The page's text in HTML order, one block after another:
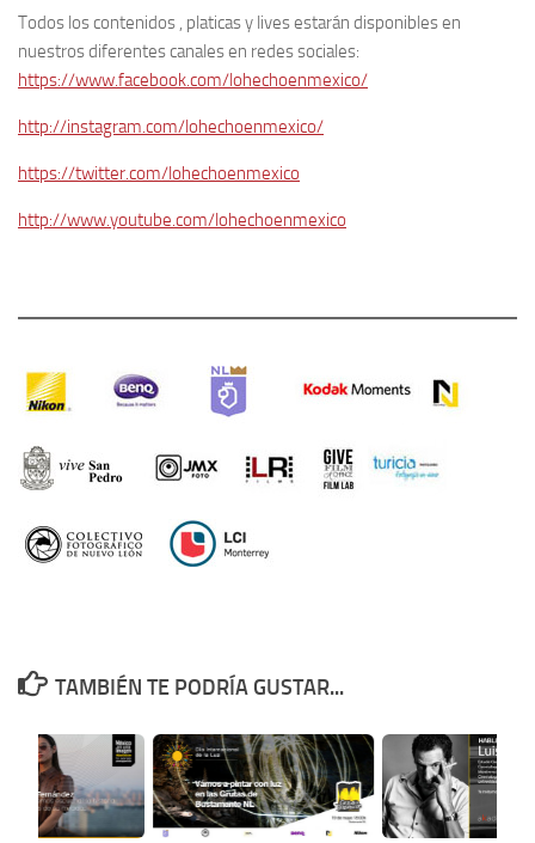
Todos los contenidos , platicas y lives estarán disponibles en
nuestros diferentes canales en redes sociales:
https://www.facebook.com/lohechoenmexico/
http://instagram.com/lohechoenmexico/
https://twitter.com/lohechoenmexico
http://www.youtube.com/lohechoenmexico
TAMBIÉN TE PODRÍA GUSTAR...